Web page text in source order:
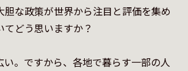
胆な政策が世界から注目と評価を集め
どう思いますか？
。ですから、各地で暮らす一部の人